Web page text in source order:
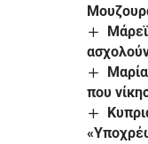
που